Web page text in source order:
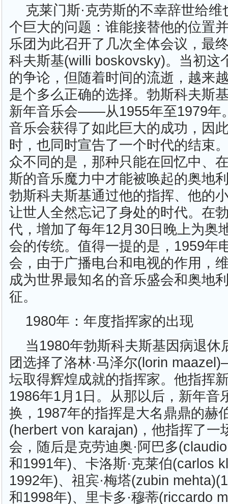
克莱门斯·克劳斯的不幸辞世给
个巨大的问题：谁能接替他的位置
乐团为此召开了几次全体会议，最
科夫斯基(willi boskovsky)。当初这
的争论，但随着时间的流逝，越来
是个多么正确的选择。勃斯科夫斯
新年音乐会——从1955年至1979年
音乐会获得了如此巨大的成功，因
时，也同时宣告了一个时代的结束
众不同的是，那种只能在回忆中、
斯的音乐魔力中才能被唤起的奥地
勃斯科夫斯基通过他的指挥、他的
让世人全然忘记了身处的时代。在
代，增加了每年12月30日晚上为奥
会的传统。值得一提的是，1959年
会，由于广播电台和电视的作用，
成为世界最知名的音乐盛会和奥地
征。
1980年：年度指挥家的出现
当1980年勃斯科夫斯基因病退休
团选择了洛林·马泽尔(lorin
坛取得辉煌成就的指挥家。他指挥
1986年1月1日。从那以后，新年音
换，1987年的指挥是大名鼎鼎的赫
(herbert von karajan)，他指挥了一
会，随后是克劳迪奥·阿巴多
和1991年)、卡洛斯·克莱伯(carlos
1992年)、祖宾·梅塔(zubin
和1998年)、里卡多·穆蒂(riccardo